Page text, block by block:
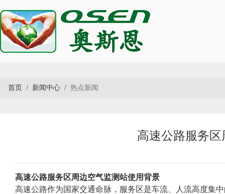
首页 新闻中心 热点新闻
高速公路服务
高速公路服务区周边空气监测站使用背景
高速公路作为国家交通命脉，服务区是车流、人流高度集